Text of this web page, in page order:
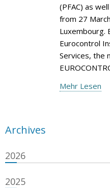
(PFAC) as
from 27
Luxembourg.
Eurocontrol
Services, the
Mehr Lesen
Archives
2026
2025